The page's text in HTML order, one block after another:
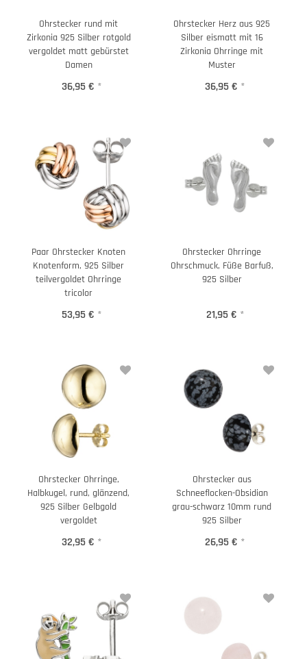
Ohrstecker rund mit
Zirkonia 925 Silber rotgold
vergoldet matt gebürstet
Damen
36,95 € *
Ohrstecker Herz aus 925
Silber eismatt mit 16
Zirkonia Ohrringe mit
Muster
36,95 € *
Paar Ohrstecker Knoten
Knotenform, 925 Silber
teilvergoldet Ohrringe
tricolor
53,95 € *
Ohrstecker Ohrringe
Ohrschmuck, Füße Barfuß,
925 Silber
21,95 € *
Ohrstecker Ohrringe,
Halbkugel, rund, glänzend,
925 Silber Gelbgold
vergoldet
32,95 € *
Ohrstecker aus
Schneeflocken-Obsidian
grau-schwarz 10mm rund
925 Silber
26,95 € *